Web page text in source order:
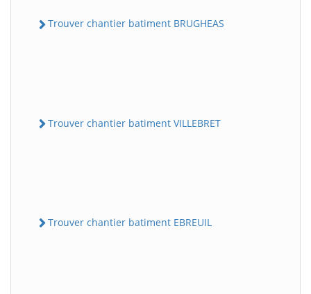
Trouver chantier batiment BRUGHEAS
Trouver chantier batiment VILLEBRET
Trouver chantier batiment EBREUIL